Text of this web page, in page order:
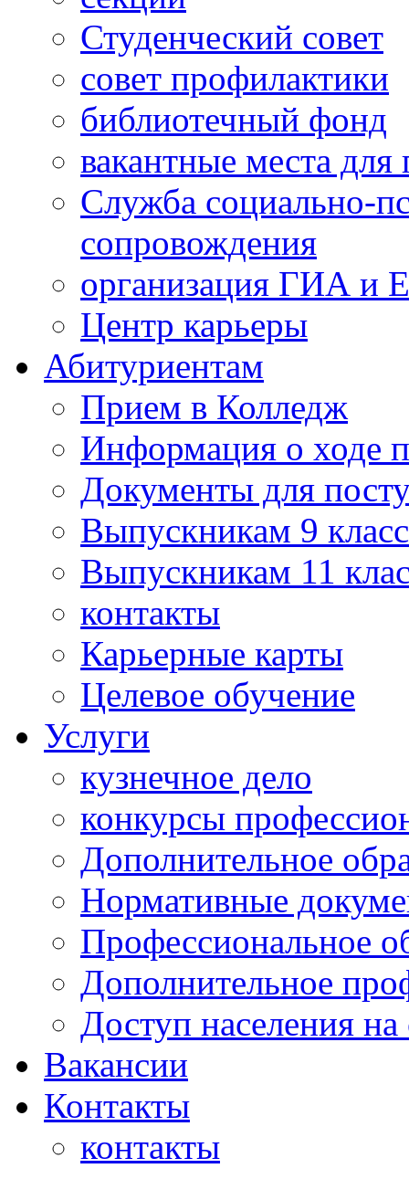
Студенческий совет
совет профилактики
библиотечный фонд
вакантные места
Служба социально-
сопровождения
организация ГИА и
Центр карьеры
Абитуриентам
Прием в Колледж
Информация о ходе
Документы для
Выпускникам 9
Выпускникам 11
контакты
Карьерные карты
Целевое обучение
Услуги
кузнечное дело
конкурсы
Дополнительное
Нормативные
Профессиональное
Дополнительное
Доступ населения
Вакансии
Контакты
контакты